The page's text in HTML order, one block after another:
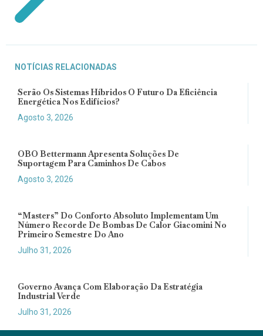
NOTÍCIAS RELACIONADAS
Serão Os Sistemas Híbridos O Futuro Da Eficiência
Energética Nos Edifícios?
Agosto 3, 2026
OBO Bettermann Apresenta Soluções De
Suportagem Para Caminhos De Cabos
Agosto 3, 2026
“Masters” Do Conforto Absoluto Implementam Um
Número Recorde De Bombas De Calor Giacomini No
Primeiro Semestre Do Ano
Julho 31, 2026
Governo Avança Com Elaboração Da Estratégia
Industrial Verde
Julho 31, 2026